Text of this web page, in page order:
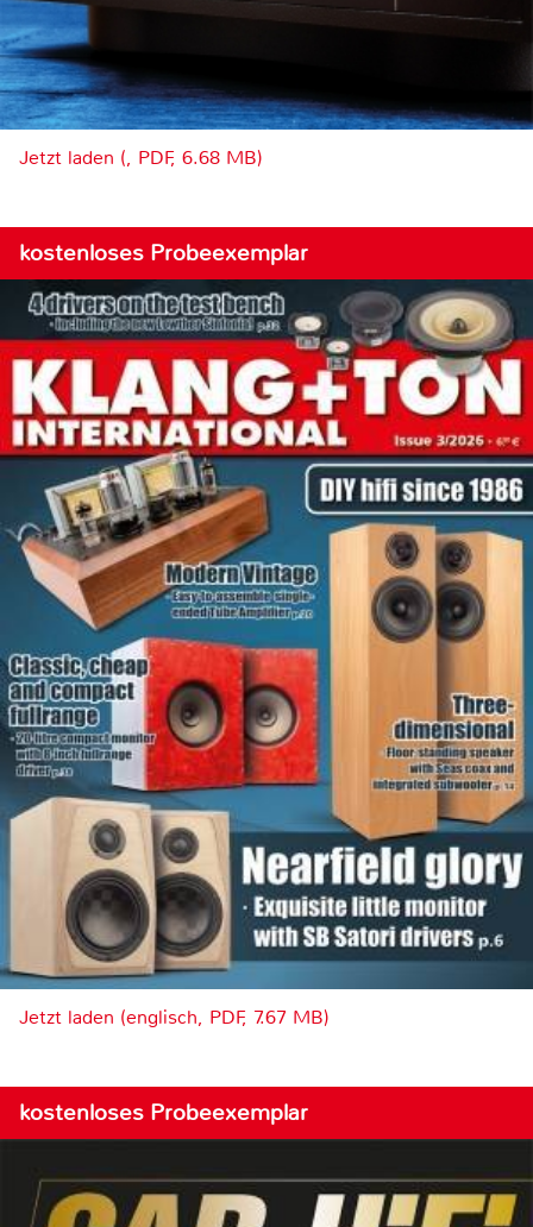
Jetzt laden (, PDF, 6.68 MB)
kostenloses Probeexemplar
Jetzt laden (englisch, PDF, 7.67 MB)
kostenloses Probeexemplar